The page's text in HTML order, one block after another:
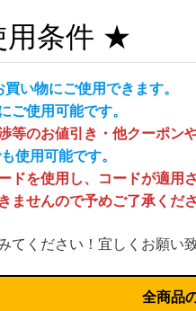
条件 ★
い物にご使用できます。
ご使用可能です。
等のお値引き・他クーポン
使用可能です。
ドを使用し、コードが適用
ませんので予めご了承くださ
ください！宜しくお願い致
全商品